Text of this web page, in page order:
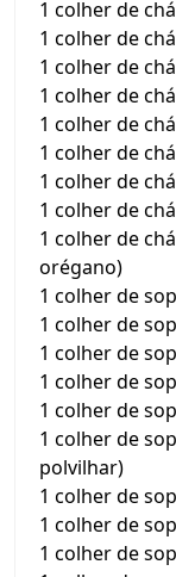
1 colher de
1 colher de
1 colher de
1 colher de
1 colher de
1 colher de
1 colher de
1 colher de
1 colher de
orégano)
1 colher de
1 colher de
1 colher de
1 colher de
1 colher de
1 colher de
polvilhar)
1 colher de
1 colher de
1 colher de